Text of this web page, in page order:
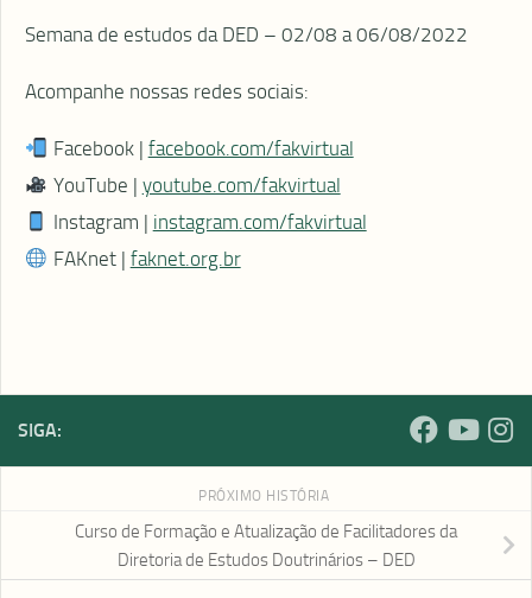
Semana de estudos da DED – 02/08 a 06/08/2022
Acompanhe nossas redes sociais:
Facebook | facebook.com/fakvirtual
YouTube | youtube.com/fakvirtual
Instagram | instagram.com/fakvirtual
FAKnet | faknet.org.br
SIGA:
PRÓXIMO HISTÓRIA
Curso de Formação e Atualização de Facilitadores da
Diretoria de Estudos Doutrinários – DED